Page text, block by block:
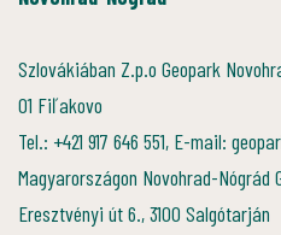
Szlovákiában Z.p.o Geopark
01 Fiľakovo
Tel.: +421 917 646 551, E-mail:
Magyarországon Novohrad-Nógrád
Eresztvényi út 6., 3100 Salgótarján